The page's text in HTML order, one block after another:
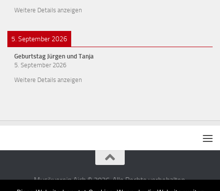
Weitere Details anzeigen
5. September 2026
Geburtstag Jürgen und Tanja
5. September 2026
Weitere Details anzeigen
Musikverein Aich © 2026. Alle Rechte vorbehalten.